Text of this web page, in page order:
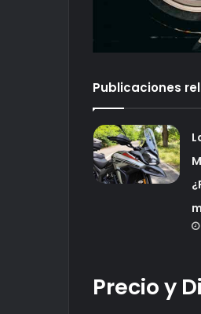
Publicaciones
Precio y